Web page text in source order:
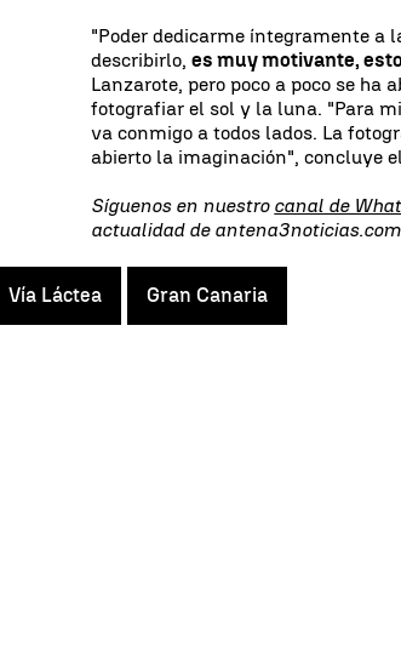
"Poder dedicarme íntegramente a
describirlo,es muy motivante,
Lanzarote, pero poco a poco se ha
fotografiar el sol y la luna. "Para
va conmigo a todos lados. La
abierto la imaginación", concluye
Síguenos en nuestro canal de
actualidad de
Vía Láctea Gran Canaria